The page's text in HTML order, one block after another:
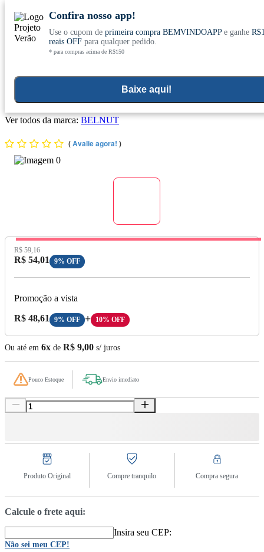
Conheça nosso site novo! E comemore com 0
Confira nosso app!
Use o cupom de primeira compra BEMVINDOAPPe ganhe
reais OFFpara qualquer pedido.
* para compras acima de R$150
Baixe aqui!
Óleo de prímula (1340mg) 60 Cápsulas - Belnut
Ver todos da marca: BELNUT
(Avalie agora! )
Preço Original:
R$ 59,16
Preço com Desconto:
R$ 54,01 9% OFF
Promoção a vista
Preço A Vista:
R$ 48,61 9% OFF + 10% OFF
Ou até em 6x de R$ 9,00 s/ juros
Pouco Estoque Envio imediato
Produto Original Compre tranquilo Compra segura
Calcule o frete aqui:
Insira seu CEP:
Não sei meu CEP!